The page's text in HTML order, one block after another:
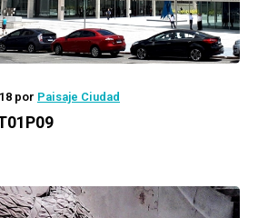
por Paisaje Ciudad